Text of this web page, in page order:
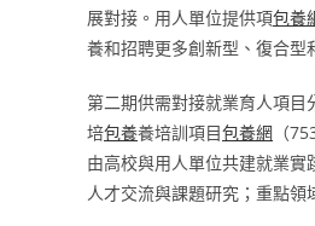
展對接。用人單位提供項包養
養和招聘更多創新型、復合型
第二期供需對接就業育人項
培包養養培訓項目包養網 （
由高校與用人單位共建就業
人才交流與課題研究；重點